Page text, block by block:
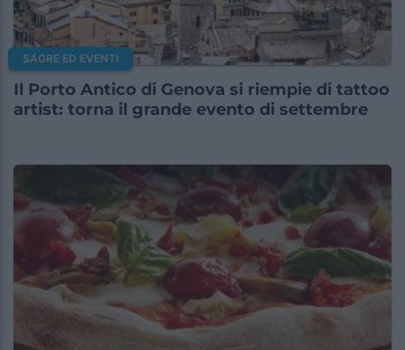
SAGRE ED EVENTI
Il Porto Antico di Genova si riempie di tattoo
artist: torna il grande evento di settembre